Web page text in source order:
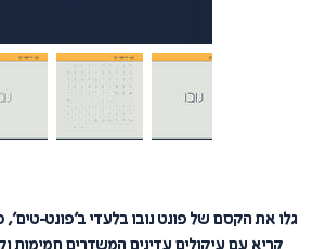
גלו את הקסם של פונט נובו בלעדי ב׳פונט-טים׳,